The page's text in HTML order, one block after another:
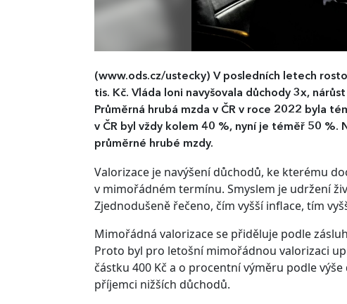
(www.ods.cz/ustecky) V posledních letech
tis. Kč. Vláda loni navyšovala důchody 3x,
Průměrná hrubá mzda v ČR v roce 2022 byla
v ČR byl vždy kolem 40 %, nyní je téměř 50 %.
průměrné hrubé mzdy.
Valorizace je navýšení důchodů, ke kterému
v mimořádném termínu. Smyslem je udržení
Zjednodušeně řečeno, čím vyšší inflace, tím
Mimořádná valorizace se přiděluje podle
Proto byl pro letošní mimořádnou valorizaci
částku 400 Kč a o procentní výměru podle
příjemci nižších důchodů.